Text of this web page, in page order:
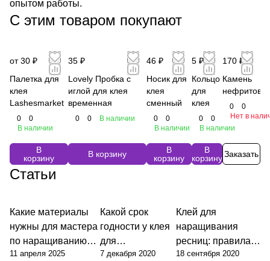
опытом работы.
С этим товаром покупают
от 30 ₽
Палетка для
клея
Lashesmarket
0
0
В наличии
В
корзину
35 ₽
Lovely Пробка с
иглой для клея
временная
0 0 В наличии
В корзину
46 ₽
Носик для
клея
сменный
0
0
В наличии
В
корзину
5 ₽
Кольцо
для
клея
0
0
В наличии
В
корзину
170 ₽
Камень
0
0
Нет в
Заказать
Статьи
Какие материалы
нужны для мастера
по наращиванию
ресниц?
11 апреля 2025
Какой срок
годности у клея
для
наращивания
7 декабря 2020
Клей для
наращивания
ресниц: правила
работы и
18 сентября 2020